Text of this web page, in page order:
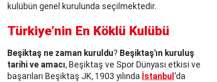
kulübün genel kurulunda seçilmektedir.
Türkiye’nin En Köklü Kulübü
Beşiktaş ne zaman kuruldu? Beşiktaş'ın kuruluş
tarihi ve amacı, Beşiktaş ve Spor Dünyası etkisi ve
başarıları Beşiktaş JK, 1903 yılında İstanbul 'da